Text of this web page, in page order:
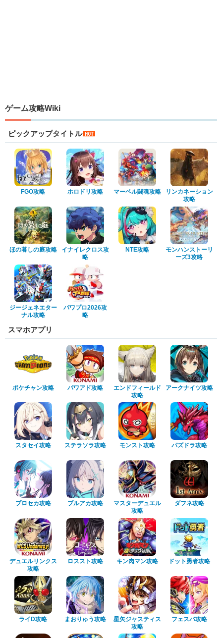
ゲーム攻略Wiki
ピックアップタイトル
FGO攻略 ホロドリ攻略 マーベル闘魂攻略
リンカネーション
攻略
ほの暮しの庭攻略
イナイレクロス攻
略
NTE攻略
モンハンストーリ
ーズ3攻略
ジージェネエター
ナル攻略
パワプロ2026攻
略
スマホアプリ
ポケチャン攻略 パワアド攻略
エンドフィールド
攻略
アークナイツ攻略
スタセイ攻略 ステラソラ攻略 モンスト攻略 パズドラ攻略
プロセカ攻略 ブルアカ攻略
マスターデュエル
攻略
ダフネ攻略
デュエルリンクス
攻略
ロススト攻略 キン肉マン攻略 ドット勇者攻略
ライD攻略 まおりゅう攻略
星矢ジャスティス
攻略
フェスバ攻略